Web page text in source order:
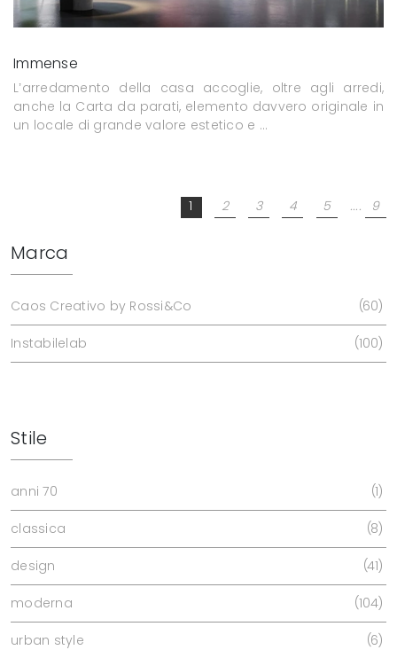
Immense
L’arredamento della casa accoglie, oltre agli arredi,
anche la Carta da parati, elemento davvero originale in
un locale di grande valore estetico e ...
1 2 3 4 5 .... 9
Marca
Caos Creativo by Rossi&Co 60
Instabilelab 100
Stile
anni 70 1
classica 8
design 41
moderna 104
urban style 6